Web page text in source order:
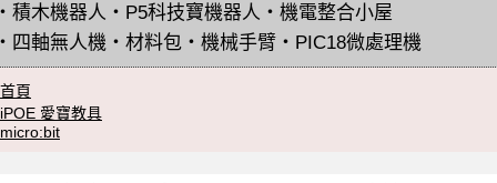
積木機器人 ・ P5科技寶機器人 ・ 機電整合小屋
四軸無人機 ・ 材料包 ・ 機械手臂 ・ PIC18微處理機
首頁
iPOE 愛寶教具
micro:bit